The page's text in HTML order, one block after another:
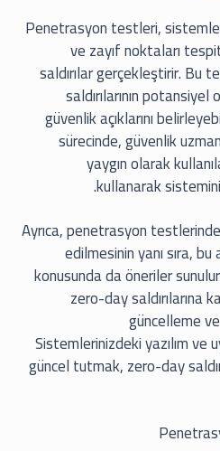
Penetrasyon testleri,
ve zayıf noktaları
saldırılar gerçekleştirir. Bu
saldırılarının
güvenlik açıklarını
sürecinde, güvenlik
yaygın olarak
kullanarak
Ayrıca, penetrasyon
edilmesinin yanı sıra,
konusunda da öneriler
zero-day saldırılarına
güncelleme
Sistemlerinizdeki yazılım ve
güncel tutmak, zero-day